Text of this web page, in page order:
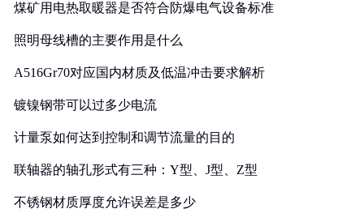
煤矿用电热取暖器是否符合防爆电气设备标准
照明母线槽的主要作用是什么
A516Gr70对应国内材质及低温冲击要求解析
镀镍钢带可以过多少电流
计量泵如何达到控制和调节流量的目的
联轴器的轴孔形式有三种：Y型、J型、Z型
不锈钢材质厚度允许误差是多少